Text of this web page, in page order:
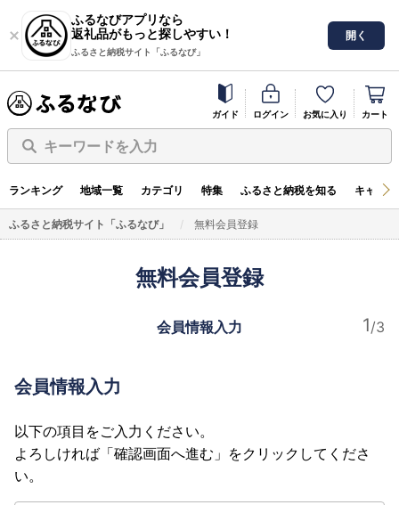
ふるなびアプリなら
返礼品がもっと探しやすい！
ふるさと納税サイト「ふるなび」
開く
ガイド ログイン お気に入り カート
キーワードを入力
ランキング 地域一覧 カテゴリ 特集 ふるさと納税を知る キャン
ふるさと納税サイト「ふるなび」 無料会員登録
無料会員登録
会員情報入力
会員情報入力
以下の項目をご入力ください。
よろしければ「確認画面へ進む」をクリックしてくださ
い。